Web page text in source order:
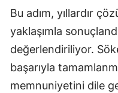
Bu adım, yıllardır
yaklaşımla
değerlendiriliyor.
başarıyla
memnuniyetini dile